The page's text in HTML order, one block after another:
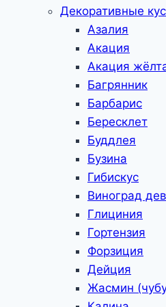
Декоративные
Азалия
Акация
Акация
Багрянник
Барбарис
Бересклет
Буддлея
Бузина
Гибискус
Виноград
Глициния
Гортензия
Форзиция
Дейция
Жасмин